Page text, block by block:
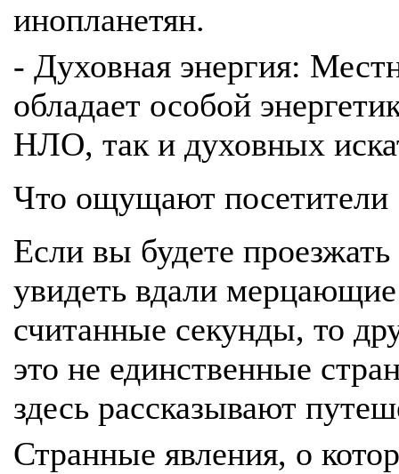
инопланетян.
- Духовная энергия:
обладает особой
НЛО, так и духовных
Что ощущают посетители
Если вы будете
увидеть вдали
считанные секунды, то
это не единственные
здесь рассказывают
Странные явления, о